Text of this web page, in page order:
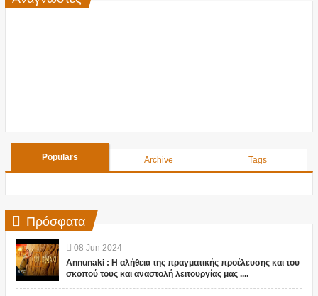
Populars Archive Tags
Πρόσφατα
08 Jun 2024
Annunaki : Η αλήθεια της πραγματικής προέλευσης και του
σκοπού τους και αναστολή λειτουργίας μας ....